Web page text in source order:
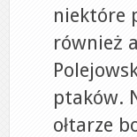
niektóre
również
ptaków.
ołtarze